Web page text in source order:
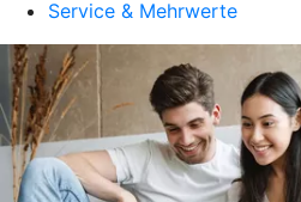
Service & Mehrwerte